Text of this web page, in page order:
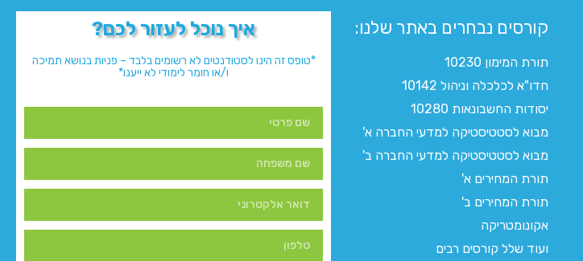
קורסים נבחרים באתר שלנו:​
תורת המימון 10230
חדו"א לכלכלה וניהול 10142
יסודות החשבונאות 10280
מבוא לסטטיסטיקה למדעי החברה א'
מבוא לסטטיסטיקה למדעי החברה ב'
תורת המחירים א'
תורת המחירים ב'
אקונומטריקה
ועוד שלל קורסים רבים
איך נוכל לעזור לכם?
*טופס זה הינו לסטודנטים לא רשומים בלבד – פניות בנושא תמיכה
ו/או חומר לימודי לא ייענו*